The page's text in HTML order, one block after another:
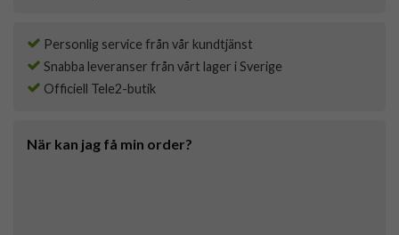
Personlig service från vår kundtjänst
Snabba leveranser från vårt lager i Sverige
Officiell Tele2-butik
När kan jag få min order?